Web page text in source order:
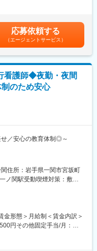
」認証
出
彰
」
同院は、開業40年以上で北
を中心に総勢約400名のス
意し、高い質のサービスで
ます。ISO15189認定の臨
血後40分で結果がわかりま
鏡検査が予約なしに同日施
射線診断に依頼しています
能です。コ・メディカルス
しています。また、医療相
医療連携のスムーズな運用に
の分野では「栄養課」、
鏡学会、日本東洋医学会及
定手当を含めた表記です。
応募依頼する
（エージェントサービス）
看護師◆夜勤・夜間
のため安心
／安心の教育体制◎～
護業務全般をお任せできる
ントと3名一組で訪問しま
運転いたしますので、『在
安』という方もぜひご応募
ら進められますので在宅医
。
総合的に看るお仕事です。
住所：岩手県一関市宮坂町
ノ関駅受動喫煙対策：敷地
事業所
金形態＞月給制＜賃金内訳＞
円その他固定手当/月：